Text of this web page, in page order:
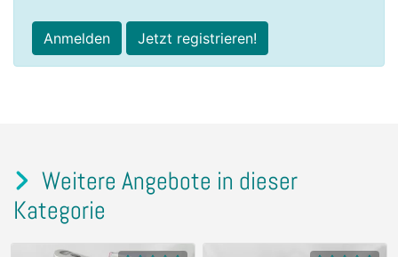
Anmelden Jetzt registrieren!
Weitere Angebote in dieser
Kategorie